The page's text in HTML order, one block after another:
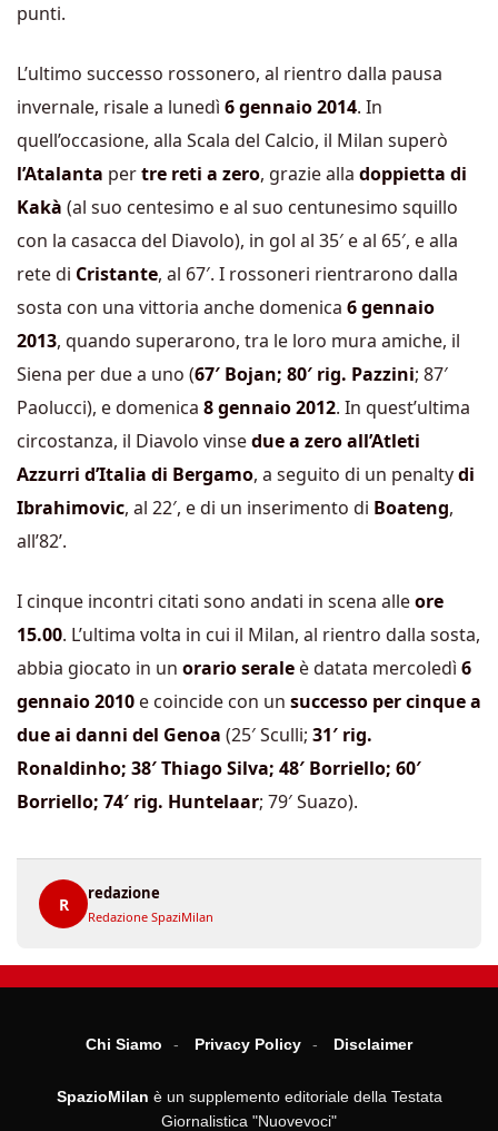
punti.
L’ultimo successo rossonero, al rientro dalla pausa
invernale, risale a lunedì 6 gennaio 2014. In
quell’occasione, alla Scala del Calcio, il Milan superò
l’Atalanta pertre reti a zero, grazie alla doppietta di
Kakà (al suo centesimo e al suo centunesimo squillo
con la casacca del Diavolo), in gol al 35′ e al 65′, e alla
rete di Cristante, al 67′. I rossoneri rientrarono dalla
sosta con una vittoria anche domenica 6 gennaio
2013, quando superarono, tra le loro mura amiche, il
Siena per due a uno (67′ Bojan; 80′ rig. Pazzini; 87′
Paolucci), e domenica 8 gennaio 2012. In quest’ultima
circostanza, il Diavolo vinsedue a zero all’Atleti
Azzurri d’Italia di Bergamo, a seguito di un penaltydi
Ibrahimovic, al 22′, e di un inserimento di Boateng,
all’82’.
I cinque incontri citati sono andati in scena alleore
15.00. L’ultima volta in cui il Milan, al rientro dalla sosta,
abbia giocato in un orario serale è datata mercoledì 6
gennaio 2010 e coincide con un successo per cinque a
due ai danni del Genoa (25′ Sculli; 31′ rig.
Ronaldinho; 38′ Thiago Silva; 48′ Borriello; 60′
Borriello; 74′ rig. Huntelaar; 79′ Suazo).
R
redazione
Redazione SpaziMilan
Chi Siamo Privacy Policy Disclaimer
SpazioMilan è un supplemento editoriale della Testata
Giornalistica "Nuovevoci"